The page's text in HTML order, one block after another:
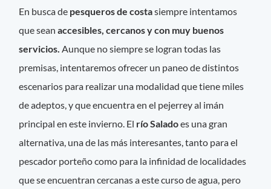
En busca de pesqueros de costasiempre intentamos
que seanaccesibles, cercanos y con muy buenos
servicios. Aunque no siempre se logran todas las
premisas, intentaremos ofrecer un paneo de distintos
escenarios para realizar una modalidad que tiene miles
de adeptos, y que encuentra en el pejerrey al imán
principal en este invierno. El río Saladoes una gran
alternativa, una de las más interesantes, tanto para el
pescador porteño como para la infinidad de localidades
que se encuentran cercanas a este curso de agua, pero